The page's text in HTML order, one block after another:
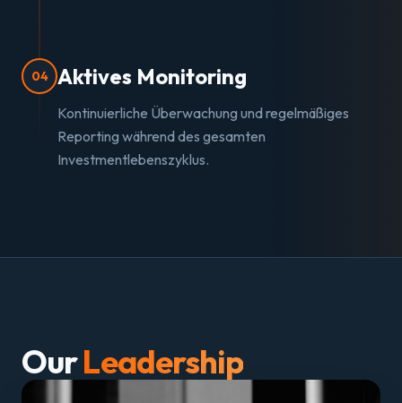
04 Aktives Monitoring
Kontinuierliche Überwachung und regelmäßiges
Reporting während des gesamten
Investmentlebenszyklus.
OurLeadership